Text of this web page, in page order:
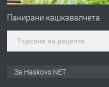
Панирани кашкавалчета
За Haskovo.NET